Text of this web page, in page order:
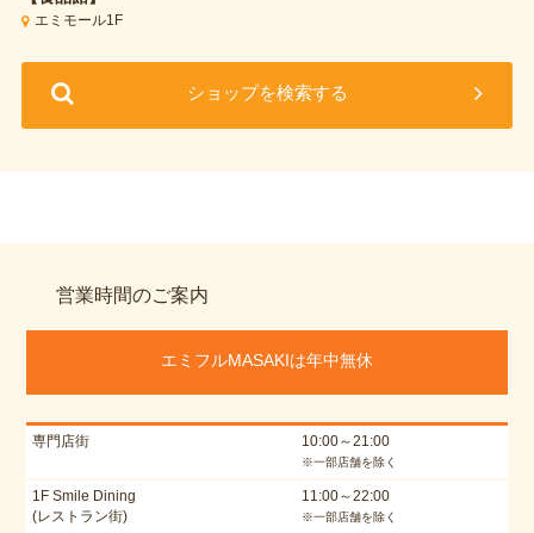
エミモール1F
ショップを検索する
営業時間のご案内
エミフルMASAKIは年中無休
専門店街 10:00～21:00
※一部店舗を除く
1F Smile Dining
(レストラン街)
11:00～22:00
※一部店舗を除く